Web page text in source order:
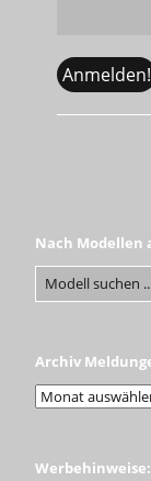
Nach Modellen
Archiv
Werbehinweise: